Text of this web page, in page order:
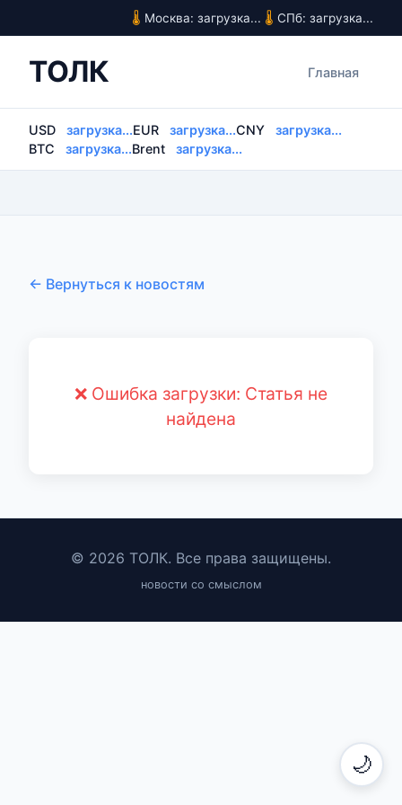
🌙
Москва: загрузка... СПб: загрузка...
ТОЛК Главная
USD загрузка...EUR загрузка...CNY
загрузка...
BTC
загрузка...Brent загрузка...
← Вернуться к новостям
❌ Ошибка загрузки: Статья не
найдена
© 2026 ТОЛК. Все права защищены.
новости со смыслом